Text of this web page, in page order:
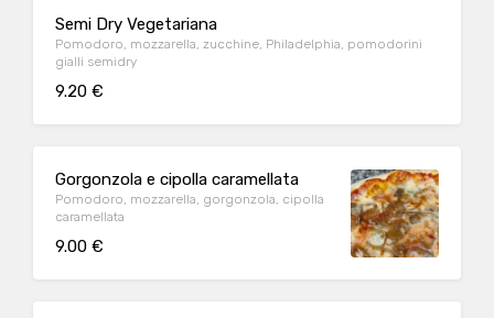
Semi Dry Vegetariana
Pomodoro, mozzarella, zucchine, Philadelphia, pomodorini
gialli semidry
9.20 €
Gorgonzola e cipolla caramellata
Pomodoro, mozzarella, gorgonzola, cipolla
caramellata
9.00 €